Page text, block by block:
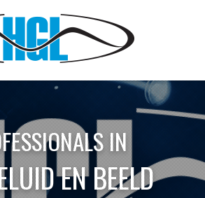
IN
EN BEELD